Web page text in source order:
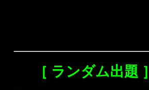
［ ランダム出題 ］